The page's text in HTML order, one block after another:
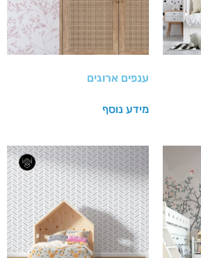
ענפים ארוגים
מידע נוסף